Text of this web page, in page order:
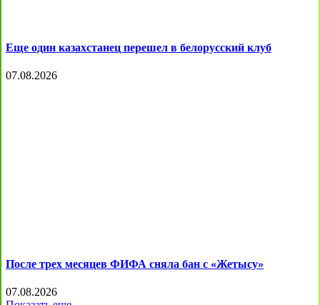
Еще один казахстанец перешел в белорусский клуб
07.08.2026
После трех месяцев ФИФА сняла бан с «Жетысу»
07.08.2026